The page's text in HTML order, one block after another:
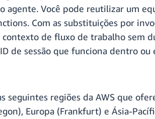
agente. Você pode reutilizar um
Com as substituições por
de fluxo de trabalho sem
de sessão que funciona dentro
regiões da AWS que
Europa (Frankfurt) e Ásia-